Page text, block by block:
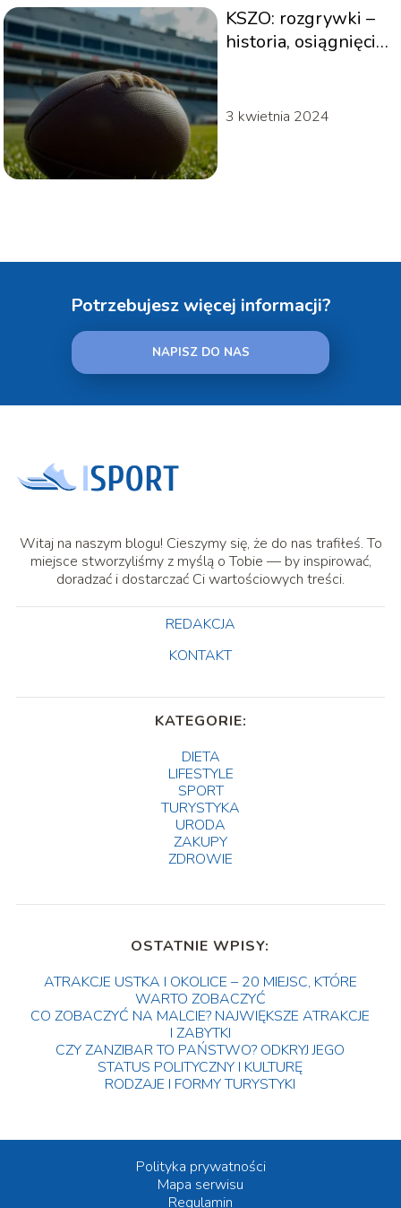
KSZO: rozgrywki –
historia, osiągnięcia
3 kwietnia 2024
Potrzebujesz więcej informacji?
NAPISZ DO NAS
Witaj na naszym blogu! Cieszymy się, że do nas trafiłeś. To
miejsce stworzyliśmy z myślą o Tobie — by inspirować,
doradzać i dostarczać Ci wartościowych treści.
REDAKCJA
KONTAKT
KATEGORIE:
DIETA
LIFESTYLE
SPORT
TURYSTYKA
URODA
ZAKUPY
ZDROWIE
OSTATNIE WPISY:
ATRAKCJE USTKA I OKOLICE – 20 MIEJSC, KTÓRE
WARTO ZOBACZYĆ
CO ZOBACZYĆ NA MALCIE? NAJWIĘKSZE ATRAKCJE
I ZABYTKI
CZY ZANZIBAR TO PAŃSTWO? ODKRYJ JEGO
STATUS POLITYCZNY I KULTURĘ
RODZAJE I FORMY TURYSTYKI
Polityka prywatności
Mapa serwisu
Regulamin